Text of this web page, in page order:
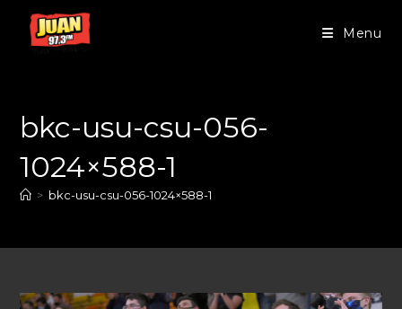
Menu
bkc-usu-csu-056-
1024×588-1
> bkc-usu-csu-056-1024×588-1